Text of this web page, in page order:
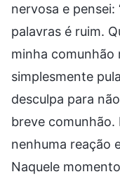
nervosa e
palavras é ruim.
minha comunhão
simplesmente
desculpa para
breve comunhão.
nenhuma reação
Naquele